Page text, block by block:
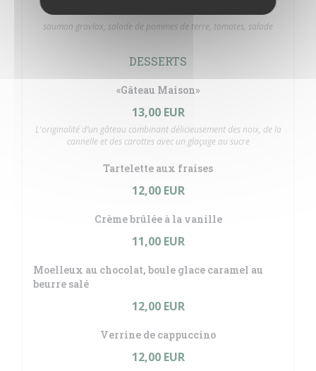
saumon gravlax, salade de pommes de terre, tomates, salade
DESSERTS
«Gâteau Maison»
13,00 EUR
L'originalité d’un gâteau combinant délicieusement des noix, de la
cannelle et des carottes avec un glaçage au sucre
Tartelette aux fraises
12,00 EUR
Crème brûlée à la vanille
11,00 EUR
Moelleux au chocolat, boule glace caramel au
beurre salé
12,00 EUR
Verrine de cappuccino
12,00 EUR